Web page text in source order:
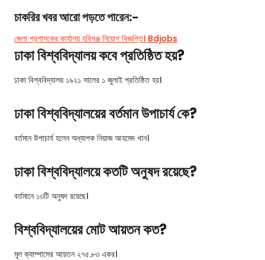
চাকরির খবরআরো পড়তে পারেন:-
জেলা প্রশাসকের কার্যালয় হবিগঞ্জ নিয়োগ বিজ্ঞপ্তি। Bdjobs
ঢাকা বিশ্ববিদ্যালয় কবে প্রতিষ্ঠিত হয়?
ঢাকা বিশ্ববিদ্যালয় ১৯২১ সালের ১ জুলাই প্রতিষ্ঠিত হয়।
ঢাকা বিশ্ববিদ্যালয়ের বর্তমান উপাচার্য কে?
বর্তমান উপাচার্য হলেন অধ্যাপক নিয়াজ আহমেদ খান।
ঢাকা বিশ্ববিদ্যালয়ে কতটি অনুষদ রয়েছে?
বর্তমানে ১৩টি অনুষদ রয়েছে।
বিশ্ববিদ্যালয়ের মোট আয়তন কত?
মূল ক্যাম্পাসের আয়তন ২৭৫.৮৩ একর।